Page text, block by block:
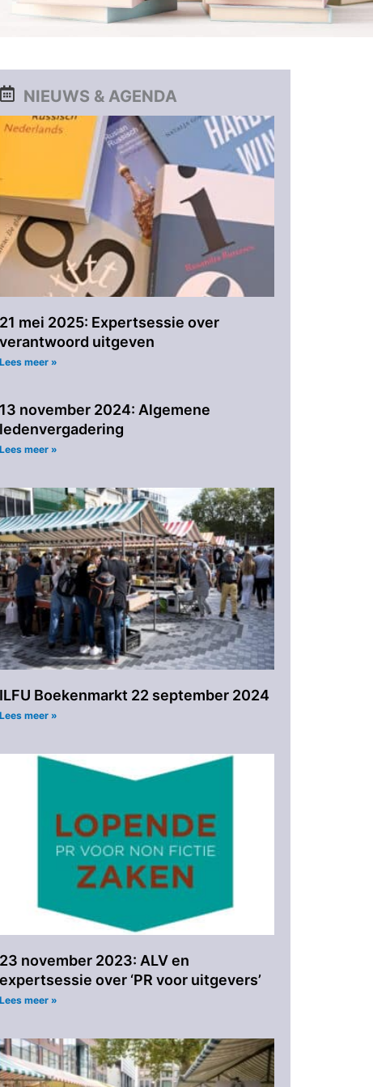
NIEUWS & AGENDA
21 mei 2025: Expertsessie over
verantwoord uitgeven
Lees meer »
13 november 2024: Algemene
ledenvergadering
Lees meer »
ILFU Boekenmarkt 22 september 2024
Lees meer »
23 november 2023: ALV en
expertsessie over ‘PR voor uitgevers’
Lees meer »